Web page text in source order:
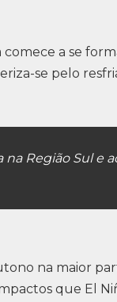
a se
se pelo
Região Sul e
na maior
que El